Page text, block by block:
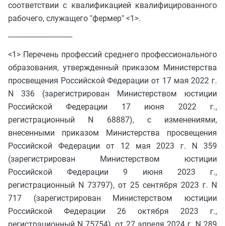
соответствии с квалификацией квалифицированного
рабочего, служащего "фермер" <1>.
--------------------------------
<1> Перечень профессий среднего профессионального
образования, утвержденный приказом Министерства
просвещения Российской Федерации от 17 мая 2022 г.
N 336 (зарегистрирован Министерством юстиции
Российской Федерации 17 июня 2022 г.,
регистрационный N 68887), с изменениями,
внесенными приказом Министерства просвещения
Российской Федерации от 12 мая 2023 г. N 359
(зарегистрирован Министерством юстиции
Российской Федерации 9 июня 2023 г.,
регистрационный N 73797), от 25 сентября 2023 г. N
717 (зарегистрирован Министерством юстиции
Российской Федерации 26 октября 2023 г.,